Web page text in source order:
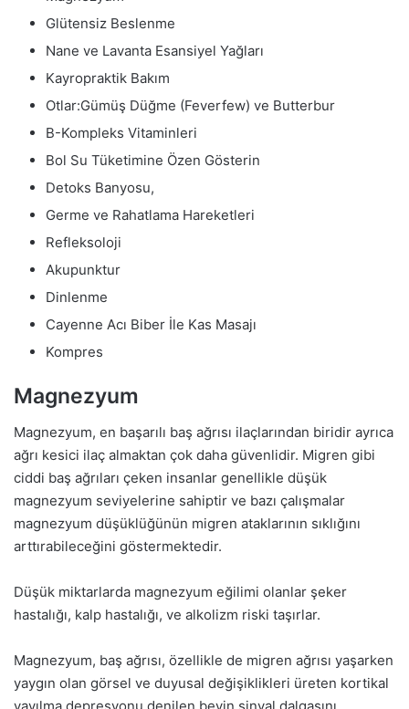
Glütensiz Beslenme
Nane ve Lavanta Esansiyel Yağları
Kayropraktik Bakım
Otlar:Gümüş Düğme (Feverfew) ve Butterbur
B-Kompleks Vitaminleri
Bol Su Tüketimine Özen Gösterin
Detoks Banyosu,
Germe ve Rahatlama Hareketleri
Refleksoloji
Akupunktur
Dinlenme
Cayenne Acı Biber İle Kas Masajı
Kompres
Magnezyum
Magnezyum, en başarılı baş ağrısı ilaçlarından biridir ayrıca
ağrı kesici ilaç almaktan çok daha güvenlidir. Migren gibi
ciddi baş ağrıları çeken insanlar genellikle düşük
magnezyum seviyelerine sahiptir ve bazı çalışmalar
magnezyum düşüklüğünün migren ataklarının sıklığını
arttırabileceğini göstermektedir.
Düşük miktarlarda magnezyum eğilimi olanlar şeker
hastalığı, kalp hastalığı, ve alkolizm riski taşırlar.
Magnezyum, baş ağrısı, özellikle de migren ağrısı yaşarken
yaygın olan görsel ve duyusal değişiklikleri üreten kortikal